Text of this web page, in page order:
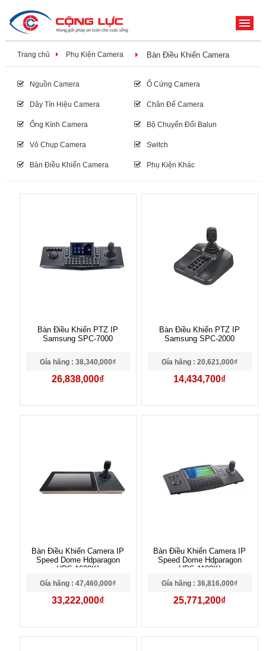
Trang chủ Phụ Kiện Camera Bàn Điều Khiển Camera
Nguồn Camera Ổ Cứng Camera
Dây Tín Hiệu Camera Chân Đế Camera
Ống Kính Camera Bộ Chuyển Đổi Balun
Vỏ Chụp Camera Switch
Bàn Điều Khiển Camera Phụ Kiện Khác
Bàn Điều Khiển PTZ IP
Samsung SPC-7000
Gía hãng : 38,340,000₫
26,838,000₫
Bàn Điều Khiển PTZ IP
Samsung SPC-2000
Gía hãng : 20,621,000₫
14,434,700₫
Bàn Điều Khiển Camera IP
Speed Dome Hdparagon
HDS-1600KI
Gía hãng : 47,460,000₫
33,222,000₫
Bàn Điều Khiển Camera IP
Speed Dome Hdparagon
HDS-1100KI
Gía hãng : 36,816,000₫
25,771,200₫